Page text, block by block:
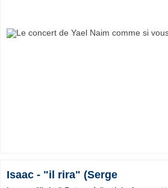
Isaac - "il rira" (Serge